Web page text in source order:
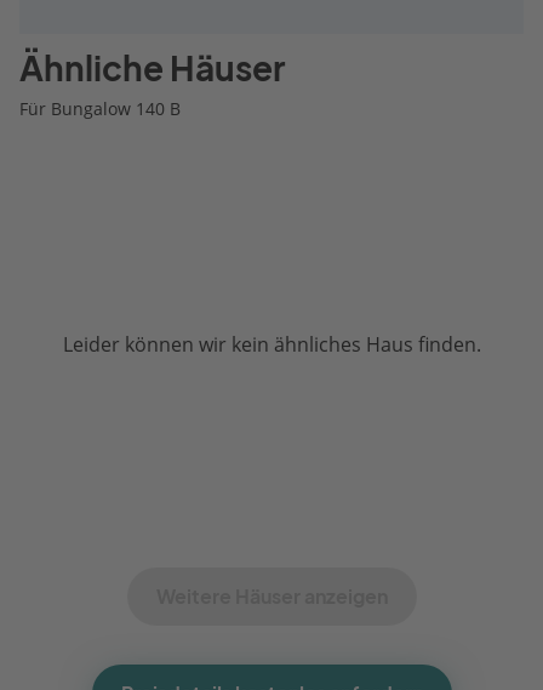
Ähnliche Häuser
Für Bungalow 140 B
Leider können wir kein ähnliches Haus finden.